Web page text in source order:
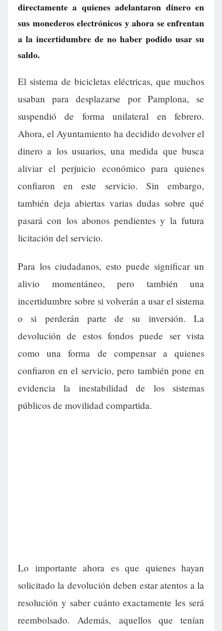
directamente a quienes adelantaron dinero en
sus monederos electrónicos y ahora se enfrentan
a la incertidumbre de no haber podido usar su
saldo.
El sistema de bicicletas eléctricas, que muchos
usaban para desplazarse por Pamplona, se
suspendió de forma unilateral en febrero.
Ahora, el Ayuntamiento ha decidido devolver el
dinero a los usuarios, una medida que busca
aliviar el perjuicio económico para quienes
confiaron en este servicio. Sin embargo,
también deja abiertas varias dudas sobre qué
pasará con los abonos pendientes y la futura
licitación del servicio.
Para los ciudadanos, esto puede significar un
alivio momentáneo, pero también una
incertidumbre sobre si volverán a usar el sistema
o si perderán parte de su inversión. La
devolución de estos fondos puede ser vista
como una forma de compensar a quienes
confiaron en el servicio, pero también pone en
evidencia la inestabilidad de los sistemas
públicos de movilidad compartida.
Lo importante ahora es que quienes hayan
solicitado la devolución deben estar atentos a la
resolución y saber cuánto exactamente les será
reembolsado. Además, aquellos que tenían